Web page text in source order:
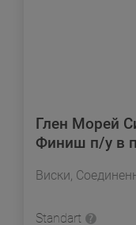
Глен Морей
Финиш п/у в
Виски,
Standart